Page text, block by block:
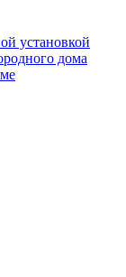
установкой
дома